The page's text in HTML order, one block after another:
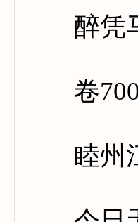
醉凭马
卷
睦州江